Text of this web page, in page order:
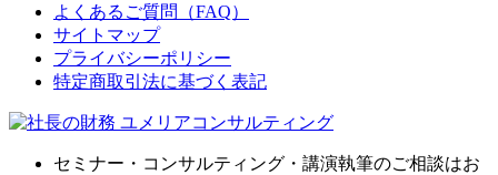
よくあるご質問（FAQ）
サイトマップ
プライバシーポリシー
特定商取引法に基づく表記
セミナー・ コンサルティング・ 講演執筆のご相談はお